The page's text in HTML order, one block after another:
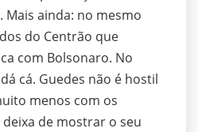
Mais ainda: no mesmo
do Centrão que
com Bolsonaro. No
cá. Guedes não é hostil
menos com os
de mostrar o seu